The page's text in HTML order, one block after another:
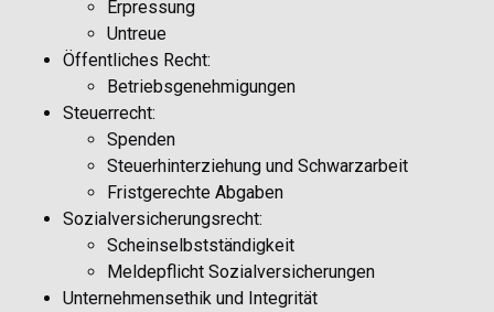
Erpressung
Untreue
Öffentliches Recht:
Betriebsgenehmigungen
Steuerrecht:
Spenden
Steuerhinterziehung und Schwarzarbeit
Fristgerechte Abgaben
Sozialversicherungsrecht:
Scheinselbstständigkeit
Meldepflicht Sozialversicherungen
Unternehmensethik und Integrität